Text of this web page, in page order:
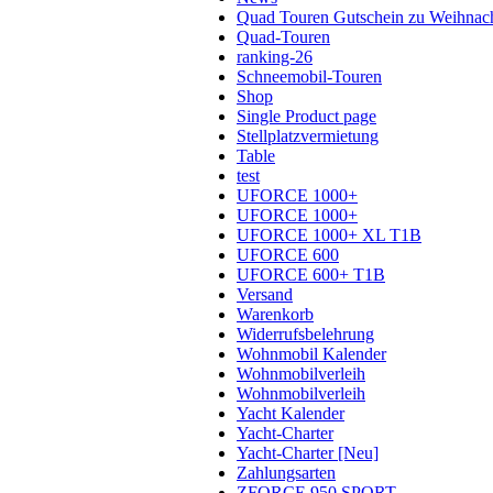
Quad Touren Gutschein zu
Quad-Touren
ranking-26
Schneemobil-Touren
Shop
Single Product page
Stellplatzvermietung
Table
test
UFORCE 1000+
UFORCE 1000+
UFORCE 1000+ XL T1B
UFORCE 600
UFORCE 600+ T1B
Versand
Warenkorb
Widerrufsbelehrung
Wohnmobil Kalender
Wohnmobilverleih
Wohnmobilverleih
Yacht Kalender
Yacht-Charter
Yacht-Charter [Neu]
Zahlungsarten